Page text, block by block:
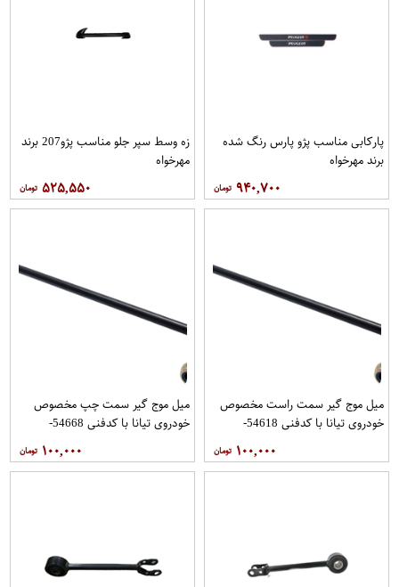
پاركابی مناسب پژو پارس رنگ شده
برند مهرخواه
۹۴۰,۷۰۰
زه وسط سپر جلو مناسب پژو207 برند
مهرخواه
۵۲۵,۵۵۰
میل موج گیر سمت راست مخصوص
خودروی تیانا با کدفنی 54618-
1AA0E برندنیسان موتور فروشگاه
مگاموتور
۱۰۰,۰۰۰
میل موج گیر سمت چپ مخصوص
خودروی تیانا با کدفنی 54668-
1AA0E برندنیسان موتور فروشگاه
مگاموتور
۱۰۰,۰۰۰